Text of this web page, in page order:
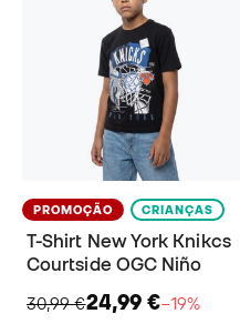
PROMOÇÃO CRIANÇAS
T-Shirt New York Knikcs
Courtside OGC Niño
30,99 €24,99 €−19%